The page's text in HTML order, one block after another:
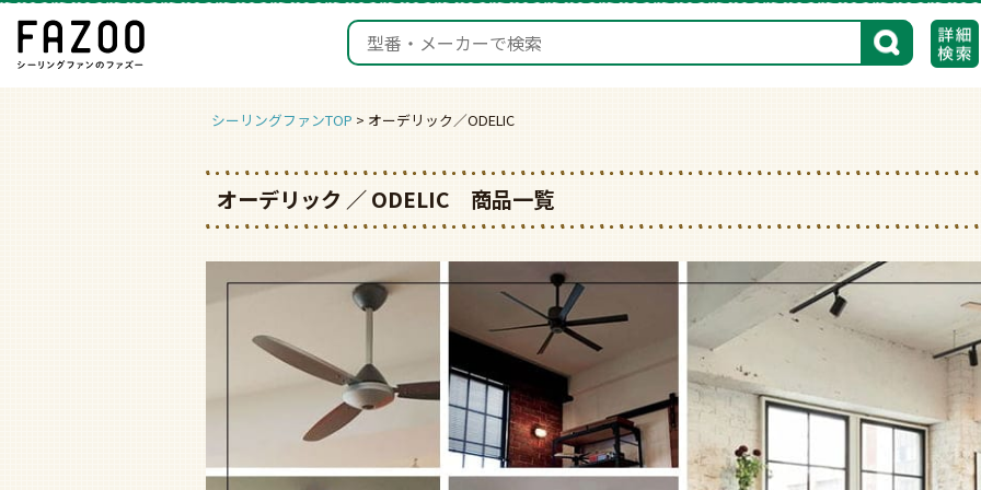
検索
シーリングファンTOP オーデリック／ODELIC
オーデリック ／ ODELIC 商品一覧